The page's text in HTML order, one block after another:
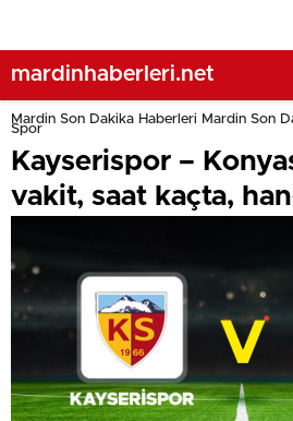
mardinhaberleri.net
Mardin Son Dakika Haberleri Mardin Son
Spor
Kayserispor –
vakit, saat kaçta,